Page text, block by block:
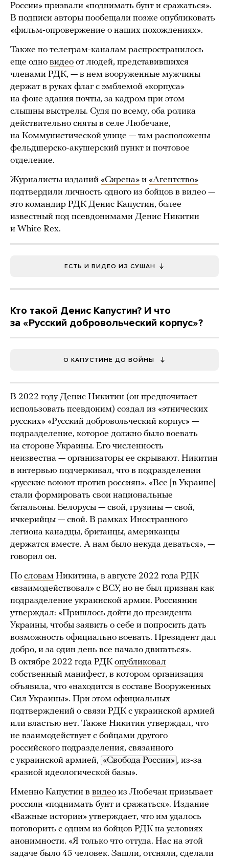
России» призвали «поднимать бунт и сражаться».
В подписи авторы пообещали позже опубликовать
«фильм-опровержение о наших похождениях».
Также по телеграм-каналам распространилось
еще одно видео от людей, представившихся
членами РДК, — в нем вооруженные мужчины
держат в руках флаг с эмблемой «корпуса»
на фоне здания почты, за кадром при этом
слышны выстрелы. Судя по всему, оба ролика
действительно сняты в селе Любечане,
на Коммунистической улице — там расположены
фельдшерско-акушерский пункт и почтовое
отделение.
Журналисты изданий «Сирена» и «Агентство»
подтвердили личность одного из бойцов в видео —
это командир РДК Денис Капустин, более
известный под псевдонимами Денис Никитин
и White Rex.
ЕСТЬ И ВИДЕО ИЗ СУШАН
Кто такой Денис Капустин? И что
за «Русский добровольческий корпус»?
О КАПУСТИНЕ ДО ВОЙНЫ
В 2022 году Денис Никитин (он предпочитает
использовать псевдоним) создал из «этнических
русских» «Русский добровольческий корпус» —
подразделение, которое должно было воевать
на стороне Украины. Его численность
неизвестна — организаторы ее скрывают. Никитин
в интервью подчеркивал, что в подразделении
«русские воюют против россиян». «Все [в Украине]
стали формировать свои национальные
батальоны. Белорусы — свой, грузины — свой,
ичкерийцы — свой. В рамках Иностранного
легиона канадцы, британцы, американцы
держатся вместе. А нам было некуда деваться», —
говорил он.
По словам Никитина, в августе 2022 года РДК
«взаимодействовал» с ВСУ, но не был признан как
подразделение украинской армии. Россиянин
утверждал: «Пришлось дойти до президента
Украины, чтобы заявить о себе и попросить дать
возможность официально воевать. Президент дал
добро, и за один день все начало двигаться».
В октябре 2022 года РДК опубликовал
собственный манифест, в котором организация
объявила, что «находится в составе Вооруженных
Сил Украины». При этом официальных
подтверждений о связи РДК с украинской армией
или властью нет. Также Никитин утверждал, что
не взаимодействует с бойцами другого
российского подразделения, связанного
с украинской армией, «Свобода России» , из-за
«разной идеологической базы».
Именно Капустин в видео из Любечан призывает
россиян «поднимать бунт и сражаться». Издание
«Важные истории» утверждает, что им удалось
поговорить с одним из бойцов РДК на условиях
анонимности. «Я только что оттуда. Нас на этой
задаче было 45 человек. Зашли, отсняли, сделали